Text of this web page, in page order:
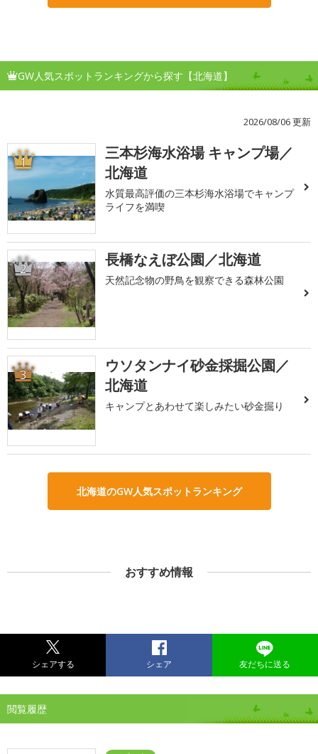
GW人気スポットランキングから探す【北海道】
2026/08/06 更新
1
三本杉海水浴場 キャンプ場／
北海道
水質最高評価の三本杉海水浴場でキャンプ
ライフを満喫
2 長橋なえぼ公園／北海道
天然記念物の野鳥を観察できる森林公園
3
ウソタンナイ砂金採掘公園／
北海道
キャンプとあわせて楽しみたい砂金掘り
北海道のGW人気スポットランキング
おすすめ情報
シェアする シェア 友だちに送る
閲覧履歴